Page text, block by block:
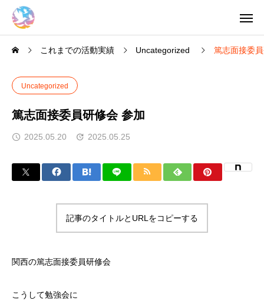
これまでの活動実績 Uncategorized 篤志面接委
Uncategorized
篤志面接委員研修会 参加
2025.05.20 2025.05.25
記事のタイトルとURLをコピーする
関西の篤志面接委員研修会
こうして勉強会に